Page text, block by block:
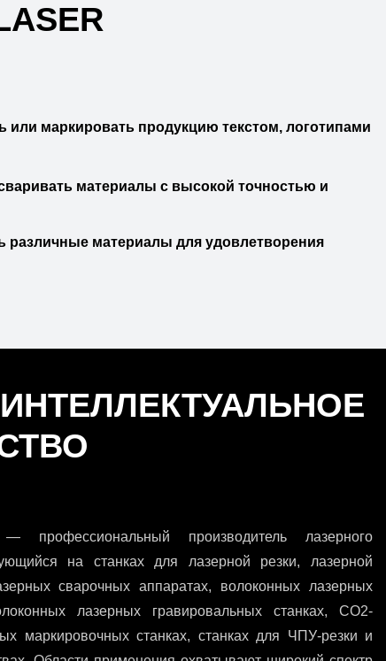
маркировать продукцию текстом, логотипами
материалы с высокой точностью и
различные материалы для удовлетворения
производитель лазерного
на станках для лазерной резки, лазерной
сварочных аппаратах, волоконных лазерных
лазерных гравировальных станках, CO2-
маркировочных станках, станках для ЧПУ-резки и